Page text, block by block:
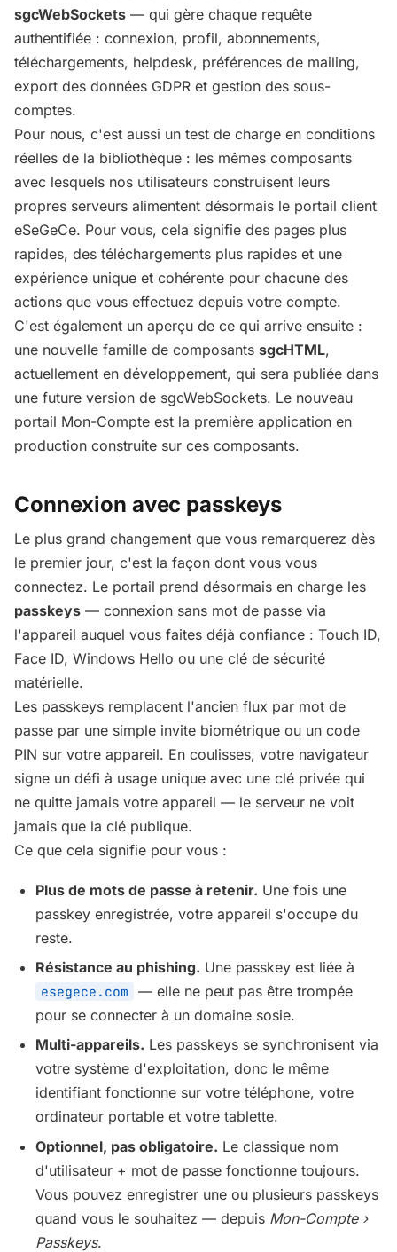
sgcWebSockets — qui gère chaque requête
authentifiée : connexion, profil, abonnements,
téléchargements, helpdesk, préférences de mailing,
export des données GDPR et gestion des sous-
comptes.
Pour nous, c'est aussi un test de charge en conditions
réelles de la bibliothèque : les mêmes composants
avec lesquels nos utilisateurs construisent leurs
propres serveurs alimentent désormais le portail client
eSeGeCe. Pour vous, cela signifie des pages plus
rapides, des téléchargements plus rapides et une
expérience unique et cohérente pour chacune des
actions que vous effectuez depuis votre compte.
C'est également un aperçu de ce qui arrive ensuite :
une nouvelle famille de composants sgcHTML,
actuellement en développement, qui sera publiée dans
une future version de sgcWebSockets. Le nouveau
portail Mon-Compte est la première application en
production construite sur ces composants.
Connexion avec passkeys
Le plus grand changement que vous remarquerez dès
le premier jour, c'est la façon dont vous vous
connectez. Le portail prend désormais en charge les
passkeys — connexion sans mot de passe via
l'appareil auquel vous faites déjà confiance : Touch ID,
Face ID, Windows Hello ou une clé de sécurité
matérielle.
Les passkeys remplacent l'ancien flux par mot de
passe par une simple invite biométrique ou un code
PIN sur votre appareil. En coulisses, votre navigateur
signe un défi à usage unique avec une clé privée qui
ne quitte jamais votre appareil — le serveur ne voit
jamais que la clé publique.
Ce que cela signifie pour vous :
Plus de mots de passe à retenir. Une fois une
passkey enregistrée, votre appareil s'occupe du
reste.
Résistance au phishing. Une passkey est liée à
esegece.com
— elle ne peut pas être trompée
pour se connecter à un domaine sosie.
Multi-appareils. Les passkeys se synchronisent via
votre système d'exploitation, donc le même
identifiant fonctionne sur votre téléphone, votre
ordinateur portable et votre tablette.
Optionnel, pas obligatoire. Le classique nom
d'utilisateur + mot de passe fonctionne toujours.
Vous pouvez enregistrer une ou plusieurs passkeys
quand vous le souhaitez — depuis Mon-Compte ›
Passkeys.